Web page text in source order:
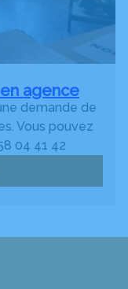
agence
demande de
Vous pouvez
04 41 42